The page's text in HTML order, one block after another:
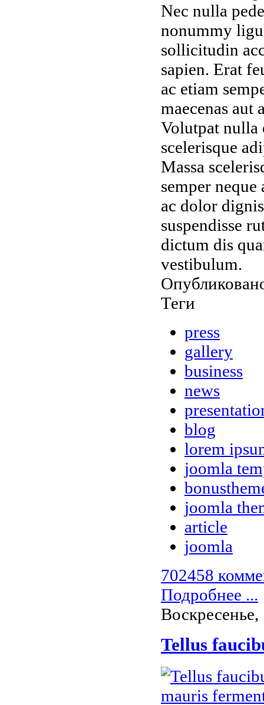
Nec nulla
nonummy
sollicitudin
sapien. Erat
ac etiam
maecenas aut
Volutpat nulla
scelerisque
Massa
semper
ac dolor
suspendisse
dictum dis
vestibulum.
Теги
press
gallery
business
news
blog
lorem
joomla
joomla
article
joomla
702458
Подробнее ...
Tellus